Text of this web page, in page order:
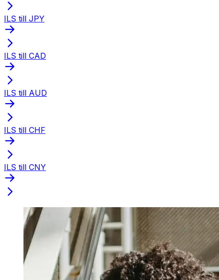
ILS till JPY
ILS till CAD
ILS till AUD
ILS till CHF
ILS till CNY